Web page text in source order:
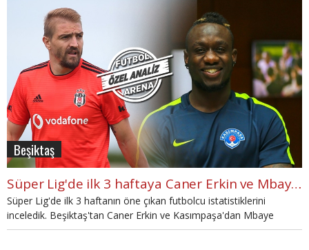
Beşiktaş
Süper Lig'de ilk 3 haftaya Caner Erkin ve Mbaye Diagne damgası
Süper Lig'de ilk 3 haftanın öne çıkan futbolcu istatistiklerini
inceledik. Beşiktaş'tan Caner Erkin ve Kasımpaşa'dan Mbaye
Diagne performansıyla öne çıkıyor.